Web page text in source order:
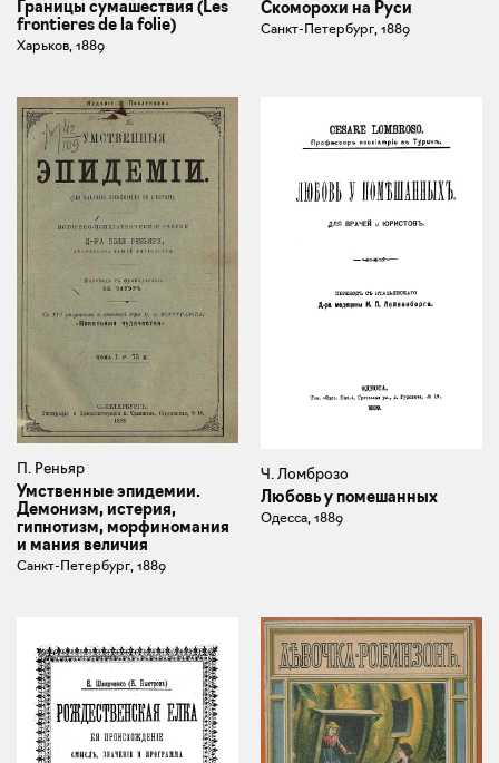
Границы сумашествия (Les
frontieres de la folie)
Харьков, 1889
Скоморохи на Руси
Санкт-Петербург, 1889
П. Реньяр
Умственные эпидемии.
Демонизм, истерия,
гипнотизм, морфиномания
и мания величия
Санкт-Петербург, 1889
Ч. Ломброзо
Любовь у помешанных
Одесса, 1889